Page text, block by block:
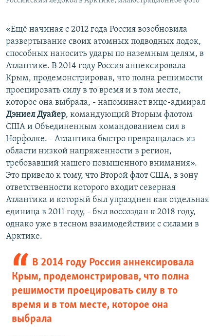
«Ещё начиная с 2012 года Россия возобновила
развертывание своих атомных подводных лодок,
способных наносить удары по наземным целям, в
Атлантике. В 2014 году Россия аннексировала
Крым, продемонстрировав, что полна решимости
проецировать силу в то время и в том месте,
которое она выбрала, - напоминает вице-адмирал
Дэниел Дуайер, командующий Вторым флотом
США и Объединенным командованием сил в
Норфолке. - Атлантика быстро превращалась из
области низкой напряженности в регион,
требовавший нашего повышенного внимания».
Это привело к тому, что Второй флот США, в зону
ответственности которого входит северная
Атлантика и который был упразднен как отдельная
единица в 2011 году, - был воссоздан к 2018 году,
однако уже в тесном взаимодействии с силами в
Арктике.
В 2014 году Россия аннексировала
Крым, продемонстрировав, что полна
решимости проецировать силу в то
время и в том месте, которое она
выбрала